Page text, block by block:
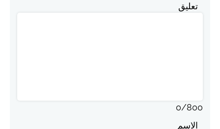
تعليق
0/800
الاسم